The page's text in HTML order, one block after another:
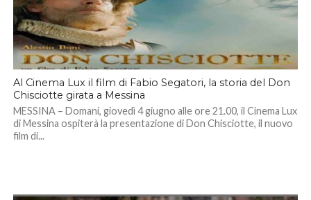
Al Cinema Lux il film di Fabio Segatori, la storia del Don
Chisciotte girata a Messina
MESSINA – Domani, giovedì 4 giugno alle ore 21.00, il Cinema Lux
di Messina ospiterà la presentazione di Don Chisciotte, il nuovo
film di...